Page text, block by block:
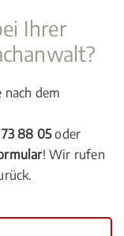
Ihrer
nach dem
88 05oder
! Wir rufen